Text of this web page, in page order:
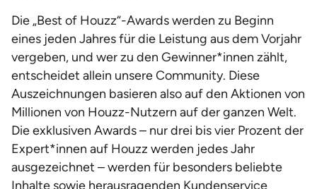
Die „Best of Houzz“-Awards werden zu Beginn
eines jeden Jahres für die Leistung aus dem Vorjahr
vergeben, und wer zu den Gewinner*innen zählt,
entscheidet allein unsere Community. Diese
Auszeichnungen basieren also auf den Aktionen von
Millionen von Houzz-Nutzern auf der ganzen Welt.
Die exklusiven Awards – nur drei bis vier Prozent der
Expert*innen auf Houzz werden jedes Jahr
ausgezeichnet – werden für besonders beliebte
Inhalte sowie herausragenden Kundenservice